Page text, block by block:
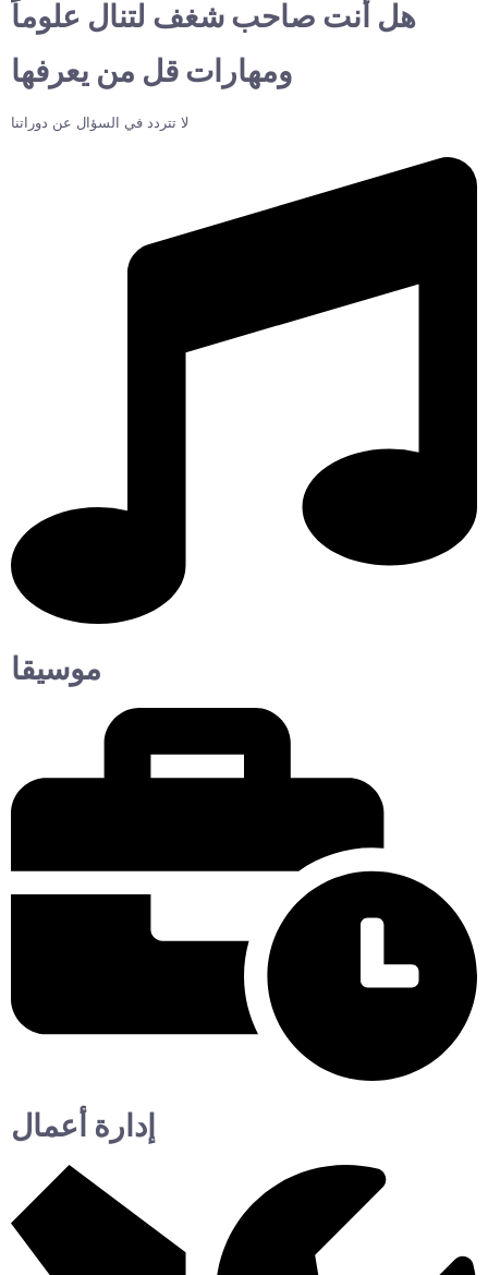
هل أنت صاحب شغف لتنال علوماً
ومهارات قل من يعرفها
لا تتردد في السؤال عن دوراتنا
موسيقا
إدارة أعمال